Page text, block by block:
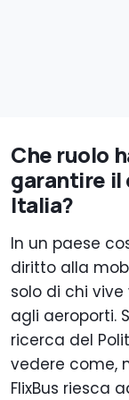
Che ruolo
garantire il
Italia?
In un paese
diritto alla
solo di chi
agli aeroporti.
ricerca del
vedere come,
FlixBus riesca